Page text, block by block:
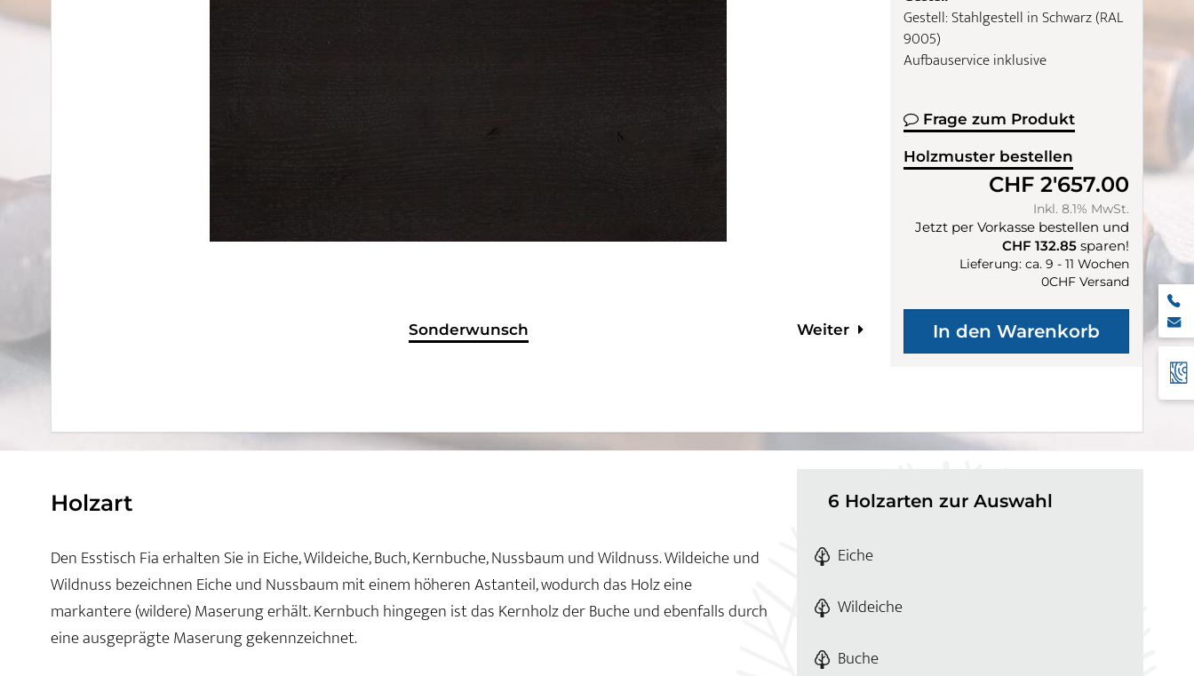
Weiter
Sonderwunsch
Gestell: Stahlgestell in Schwarz (RAL
9005)
Aufbauservice inklusive
Frage zum Produkt
Holzmuster bestellen
CHF 2'657.00
Inkl. 8.1% MwSt.
Jetzt per Vorkasse bestellen und
CHF 132.85 sparen!
Lieferung: ca. 9 - 11 Wochen
0CHF Versand
Holzart
Den Esstisch Fia erhalten Sie in Eiche, Wildeiche, Buch, Kernbuche, Nussbaum und Wildnuss. Wildeiche und
Wildnuss bezeichnen Eiche und Nussbaum mit einem höheren Astanteil, wodurch das Holz eine
markantere (wildere) Maserung erhält. Kernbuch hingegen ist das Kernholz der Buche und ebenfalls durch
eine ausgeprägte Maserung gekennzeichnet.
6 Holzarten zur Auswahl
Eiche
Wildeiche
Buche